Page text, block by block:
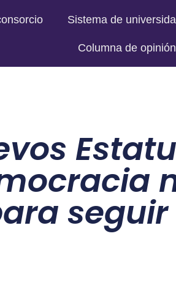
Sistema de
Columna de opinión